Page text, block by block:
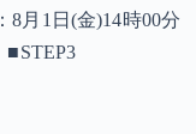
8月1日(金)14時00分